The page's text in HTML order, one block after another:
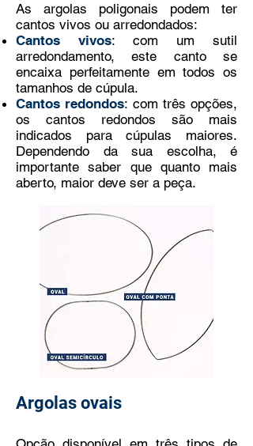
As argolas poligonais podem ter
cantos vivos ou arredondados:
Cantos vivos: com um sutil
arredondamento, este canto se
encaixa perfeitamente em todos os
tamanhos de cúpula.
Cantos redondos: com três opções,
os cantos redondos são mais
indicados para cúpulas maiores.
Dependendo da sua escolha, é
importante saber que quanto mais
aberto, maior deve ser a peça.
Argolas ovais